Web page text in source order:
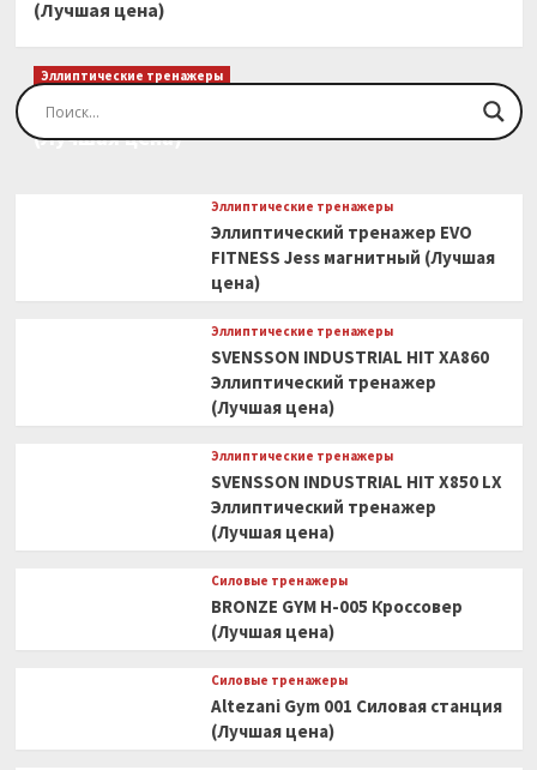
(Лучшая цена)
Эллиптические тренажеры
Эллиптический тренажер EVO FITNESS Orion
(Лучшая цена)
Эллиптические тренажеры
Эллиптический тренажер EVO
FITNESS Jess магнитный (Лучшая
цена)
Эллиптические тренажеры
SVENSSON INDUSTRIAL HIT XA860
Эллиптический тренажер
(Лучшая цена)
Эллиптические тренажеры
SVENSSON INDUSTRIAL HIT X850 LX
Эллиптический тренажер
(Лучшая цена)
Силовые тренажеры
BRONZE GYM H-005 Кроссовер
(Лучшая цена)
Силовые тренажеры
Altezani Gym 001 Силовая станция
(Лучшая цена)